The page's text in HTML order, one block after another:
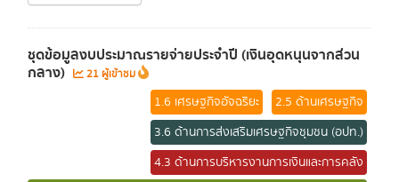
ชุดข้อมูลงบประมาณรายจ่ายประจำปี (เงินอุดหนุนจากส่วน
กลาง) 21 ผู้เข้าชม
1.6 เศรษฐกิจอัจฉริยะ
2.5 ด้านเศรษฐกิจ
3.6 ด้านการส่งเสริมเศรษฐกิจชุมชน (อปท.)
4.3 ด้านการบริหารงานการเงินและการคลัง